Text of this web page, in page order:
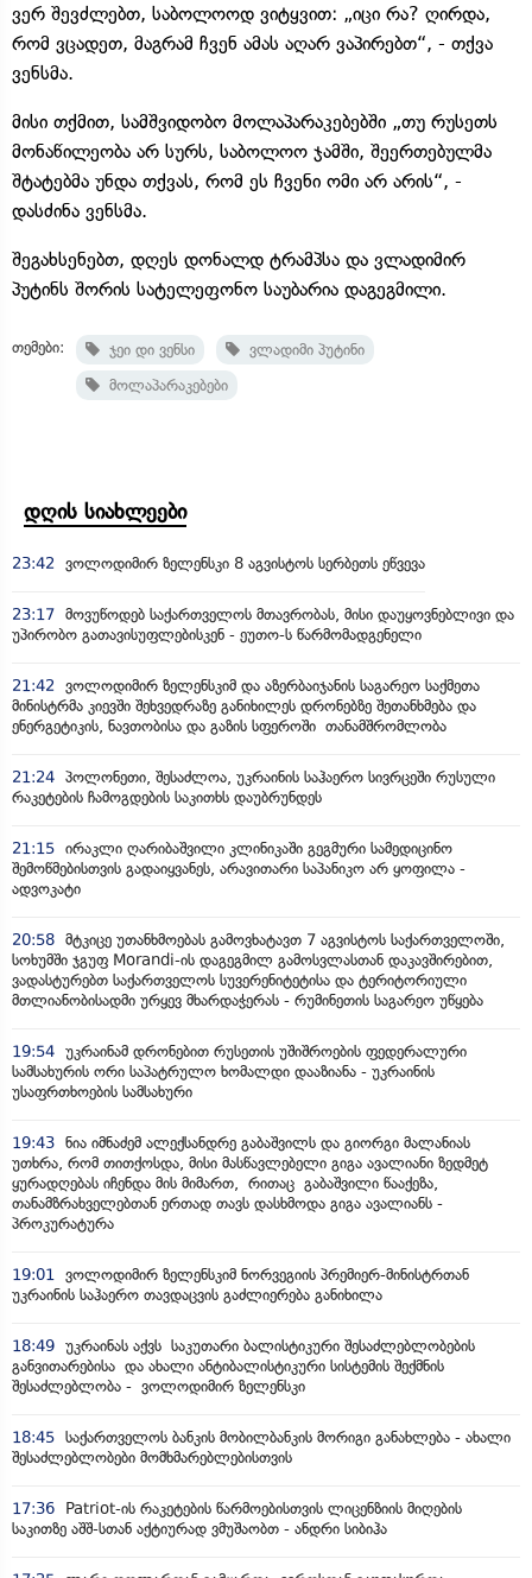
ვერ შევძლებთ, საბოლოოდ ვიტყვით: „იცი რა? ღირდა,
რომ ვცადეთ, მაგრამ ჩვენ ამას აღარ ვაპირებთ“, - თქვა
ვენსმა.
მისი თქმით, სამშვიდობო მოლაპარაკებებში „თუ რუსეთს
მონაწილეობა არ სურს, საბოლოო ჯამში, შეერთებულმა
შტატებმა უნდა თქვას, რომ ეს ჩვენი ომი არ არის“, -
დასძინა ვენსმა.
შეგახსენებთ, დღეს დონალდ ტრამპსა და ვლადიმირ
პუტინს შორის სატელეფონო საუბარია დაგეგმილი.
თემები: ჯეი დი ვენსი
ვლადიმი პუტინი
მოლაპარაკებები
დღის სიახლეები
23:42 ვოლოდიმირ ზელენსკი 8 აგვისტოს სერბეთს ეწვევა
23:17 მოვუწოდებ საქართველოს მთავრობას, მისი დაუყოვნებლივი და
უპირობო გათავისუფლებისკენ - ეუთო-ს წარმომადგენელი
21:42
ვოლოდიმირ ზელენსკიმ და აზერბაიჯანის საგარეო საქმეთა
მინისტრმა კიევში შეხვედრაზე განიხილეს დრონებზე შეთანხმება და
ენერგეტიკის, ნავთობისა და გაზის სფეროში თანამშრომლობა
21:24 პოლონეთი, შესაძლოა, უკრაინის საჰაერო სივრცეში რუსული
რაკეტების ჩამოგდების საკითხს დაუბრუნდეს
21:15 ირაკლი ღარიბაშვილი კლინიკაში გეგმური სამედიცინო
შემოწმებისთვის გადაიყვანეს, არავითარი საპანიკო არ ყოფილა -
ადვოკატი
20:58 მტკიცე უთანხმოებას გამოვხატავთ 7 აგვისტოს საქართველოში,
სოხუმში ჯგუფ Morandi-ის დაგეგმილ გამოსვლასთან დაკავშირებით,
ვადასტურებთ საქართველოს სუვერენიტეტისა და ტერიტორიული
მთლიანობისადმი ურყევ მხარდაჭერას - რუმინეთის საგარეო უწყება
19:54 უკრაინამ დრონებით რუსეთის უშიშროების ფედერალური
სამსახურის ორი საპატრულო ხომალდი დააზიანა - უკრაინის
უსაფრთხოების სამსახური
19:43 ნია იმნაძემ ალექსანდრე გაბაშვილს და გიორგი მალანიას
უთხრა, რომ თითქოსდა, მისი მასწავლებელი გიგა ავალიანი ზედმეტ
ყურადღებას იჩენდა მის მიმართ, რითაც გაბაშვილი წააქეზა,
თანამზრახველებთან ერთად თავს დასხმოდა გიგა ავალიანს -
პროკურატურა
19:01
ვოლოდიმირ ზელენსკიმ ნორვეგიის პრემიერ-მინისტრთან
უკრაინის საჰაერო თავდაცვის გაძლიერება განიხილა
18:49 უკრაინას აქვს საკუთარი ბალისტიკური შესაძლებლობების
განვითარებისა და ახალი ანტიბალისტიკური სისტემის შექმნის
შესაძლებლობა - ვოლოდიმირ ზელენსკი
18:45 საქართველოს ბანკის მობილბანკის მორიგი განახლება - ახალი
შესაძლებლობები მომხმარებლებისთვის
17:36
Patriot-ის რაკეტების წარმოებისთვის ლიცენზიის მიღების
საკითზე აშშ-სთან აქტიურად ვმუშაობთ - ანდრი სიბიჰა